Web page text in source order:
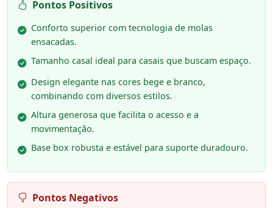
Pontos Positivos
Conforto superior com tecnologia de molas
ensacadas.
Tamanho casal ideal para casais que buscam espaço.
Design elegante nas cores bege e branco,
combinando com diversos estilos.
Altura generosa que facilita o acesso e a
movimentação.
Base box robusta e estável para suporte duradouro.
Pontos Negativos